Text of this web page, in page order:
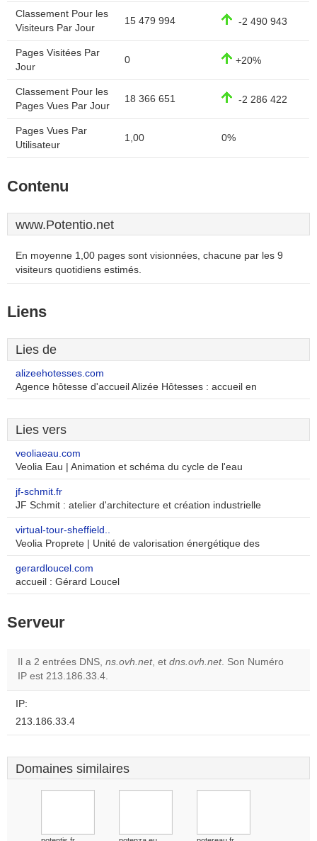
Classement Pour les
Visiteurs Par Jour
15 479 994 -2 490 943
Pages Visitées Par
Jour
0 +20%
Classement Pour les
Pages Vues Par Jour
18 366 651 -2 286 422
Pages Vues Par
Utilisateur
1,00 0%
Contenu
www.Potentio.net
En moyenne 1,00 pages sont visionnées, chacune par les 9
visiteurs quotidiens estimés.
Liens
Lies de
alizeehotesses.com
Agence hôtesse d'accueil Alizée Hôtesses : accueil en
Lies vers
veoliaeau.com
Veolia Eau | Animation et schéma du cycle de l'eau
jf-schmit.fr
JF Schmit : atelier d'architecture et création industrielle
virtual-tour-sheffield..
Veolia Proprete | Unité de valorisation énergétique des
gerardloucel.com
accueil : Gérard Loucel
Serveur
Il a 2 entrées DNS, ns.ovh.net, et dns.ovh.net. Son Numéro
IP est 213.186.33.4.
IP:
213.186.33.4
Domaines similaires